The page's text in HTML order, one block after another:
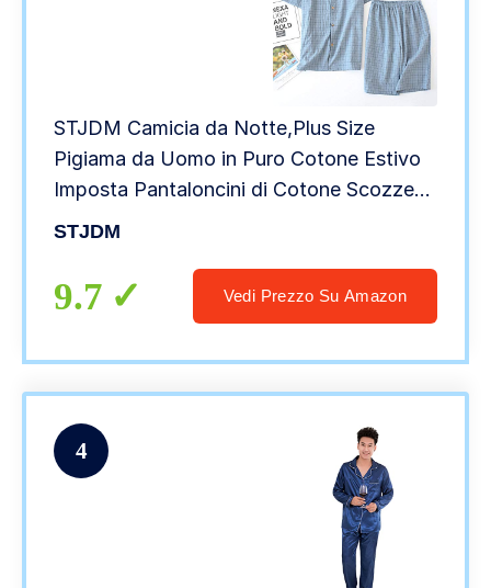
STJDM Camicia da Notte,Plus Size
Pigiama da Uomo in Puro Cotone Estivo
Imposta Pantaloncini di Cotone Scozzesi
Casual Giapponesi da Notte da Uomo
STJDM
9.7 Vedi Prezzo Su Amazon
4